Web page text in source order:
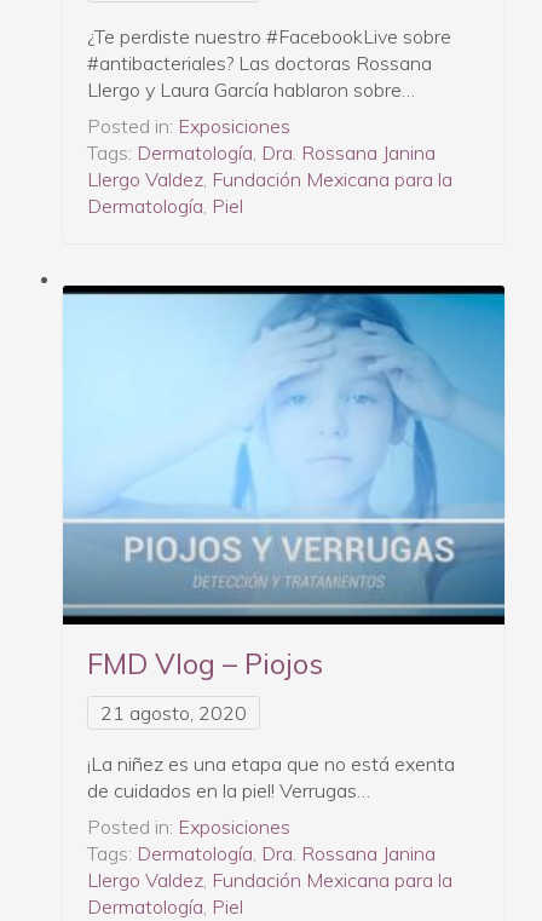
¿Te perdiste nuestro #FacebookLive sobre
#antibacteriales? Las doctoras Rossana
Llergo y Laura García hablaron sobre…
Posted in: Exposiciones
Tags: Dermatología, Dra. Rossana Janina
Llergo Valdez, Fundación Mexicana para la
Dermatología, Piel
FMD Vlog – Piojos
21 agosto, 2020
¡La niñez es una etapa que no está exenta
de cuidados en la piel! Verrugas…
Posted in: Exposiciones
Tags: Dermatología, Dra. Rossana Janina
Llergo Valdez, Fundación Mexicana para la
Dermatología, Piel